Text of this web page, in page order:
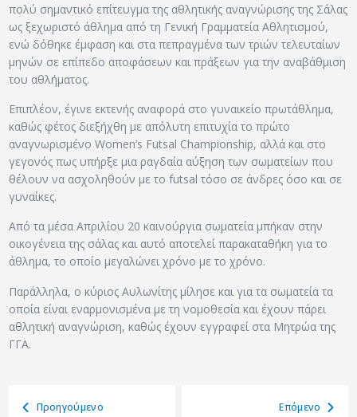
πολύ σημαντικό επίτευγμα της αθλητικής αναγνώρισης της Σάλας
ως ξεχωριστό άθλημα από τη Γενική Γραμματεία Αθλητισμού,
ενώ δόθηκε έμφαση και στα πεπραγμένα των τριών τελευταίων
μηνών σε επίπεδο αποφάσεων και πράξεων για την αναβάθμιση
του αθλήματος.
Επιπλέον, έγινε εκτενής αναφορά στο γυναικείο πρωτάθλημα,
καθώς φέτος διεξήχθη με απόλυτη επιτυχία το πρώτο
αναγνωρισμένο Women’s Futsal Championship, αλλά και στο
γεγονός πως υπήρξε μια ραγδαία αύξηση των σωματείων που
θέλουν να ασχοληθούν με το futsal τόσο σε άνδρες όσο και σε
γυναίκες.
Από τα μέσα Απριλίου 20 καινούργια σωματεία μπήκαν στην
οικογένεια της σάλας και αυτό αποτελεί παρακαταθήκη για το
άθλημα, το οποίο μεγαλώνει χρόνο με το χρόνο.
Παράλληλα, ο κύριος Αυλωνίτης μίλησε και για τα σωματεία τα
οποία είναι εναρμονισμένα με τη νομοθεσία και έχουν πάρει
αθλητική αναγνώριση, καθώς έχουν εγγραφεί στα Μητρώα της
ΓΓΑ.
Προηγούμενο Eπόμενο